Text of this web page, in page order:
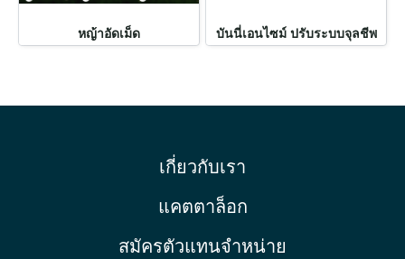
หญ้าอัดเม็ด บันนี่เอนไซม์ ปรับระบบจุลชีพ
เกี่ยวกับเรา
แคตตาล็อก
สมัครตัวแทนจำหน่าย